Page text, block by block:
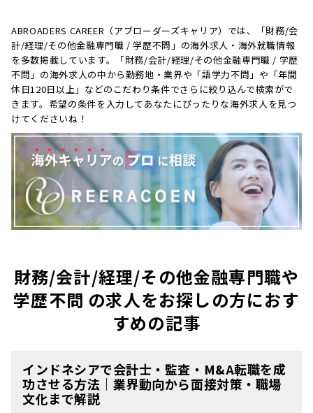
ABROADERS CAREER（アブローダーズキャリア）では、「財務/会
計/経理/その他金融専門職 / 学歴不問」の海外求人・海外就職情報
を多数掲載しています。「財務/会計/経理/その他金融専門職 / 学歴
不問」の海外求人の中から勤務地・業界や「語学力不問」や「年間
休日120日以上」などのこだわり条件でさらに絞り込んで検索がで
きます。希望の条件を入力してあなたにぴったりな海外求人を見つ
けてくださいね！
財務/会計/経理/その他金融専門職や
学歴不問 の求人をお探しの方におす
すめの記事
インドネシアで会計士・監査・M&A転職を成
功させる方法｜業界動向から面接対策・職場
文化まで解説